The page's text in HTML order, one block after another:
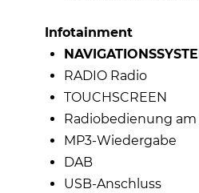
Infotainment
RADIO Radio
TOUCHSCREEN
Radiobedienung am
MP3-Wiedergabe
DAB
USB-Anschluss